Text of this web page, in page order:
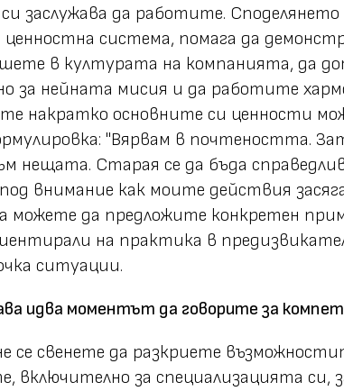
заслужава да работите.
ценностна система, помага да
в културата на компанията, да
за нейната мисия и да работите
накратко основните си ценности
"Вярвам в почтеността.
нещата. Старая се да бъда
внимание как моите действия
можете да предложите конкретен
на практика в
ситуации.
идва моментът да говорите за
се свенете да разкриете
включително за специализацията си,